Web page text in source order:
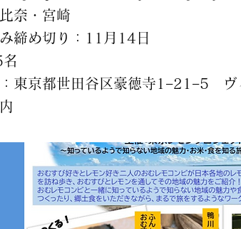
奈・宮崎
締め切り：11月14日
東京都世田谷区豪徳寺1−21−5 ヴ